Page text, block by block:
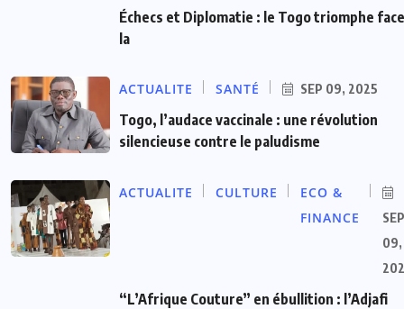
Échecs et Diplomatie : le Togo triomphe
la
ACTUALITE SANTÉ SEP 09, 2025
Togo, l’audace vaccinale : une révolution
silencieuse contre le paludisme
ACTUALITE CULTURE
ECO &
FINANCE
SEP
09,
“L’Afrique Couture” en ébullition : l’Adjafi